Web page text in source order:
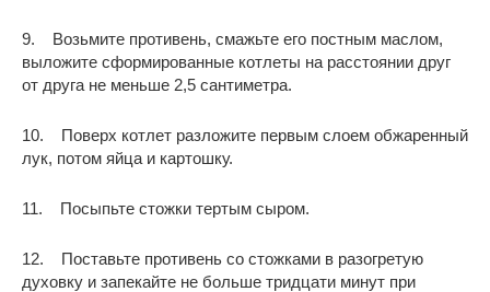
9. Возьмите противень, смажьте его постным маслом,
выложите сформированные котлеты на расстоянии друг
от друга не меньше 2,5 сантиметра.
10. Поверх котлет разложите первым слоем обжаренный
лук, потом яйца и картошку.
11. Посыпьте стожки тертым сыром.
12. Поставьте противень со стожками в разогретую
духовку и запекайте не больше тридцати минут при